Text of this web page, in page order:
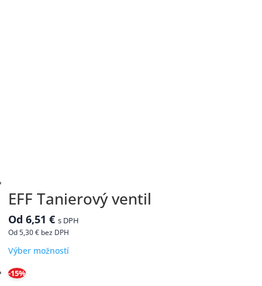
EFF Tanierový ventil
Od 6,51 € s DPH
Od5,30€ bez DPH
Výber možnostíTento
-15%